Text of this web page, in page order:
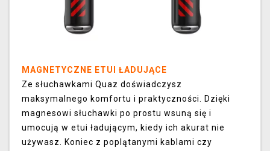
MAGNETYCZNE ETUI ŁADUJĄCE
Ze słuchawkami Quaz doświadczysz
maksymalnego komfortu i praktyczności. Dzięki
magnesowi słuchawki po prostu wsuną się i
umocują w etui ładującym, kiedy ich akurat nie
używasz. Koniec z poplątanymi kablami czy